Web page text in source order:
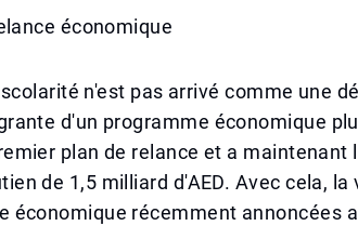
économique
n'est pas arrivé comme une
d'un programme économique
plan de relance et a maintenant
de 1,5 milliard d'AED. Avec cela,
économique récemment annoncées